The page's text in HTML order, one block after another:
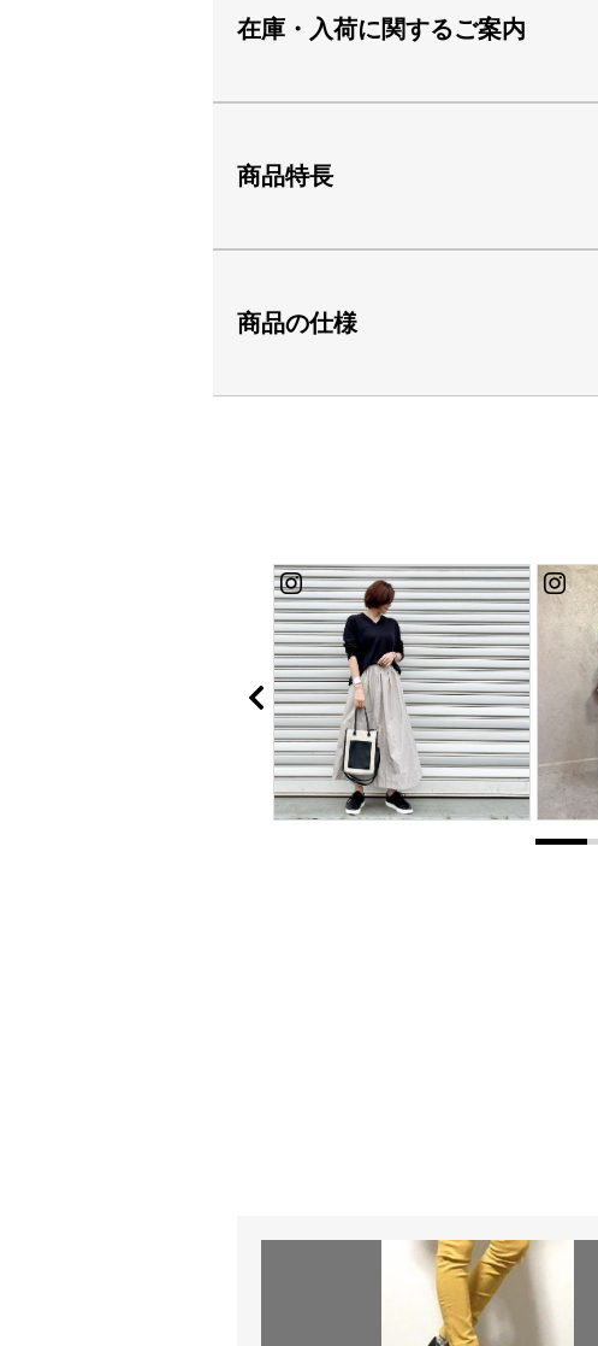
在庫・入荷に関するご案内
商品特長
商品の仕様